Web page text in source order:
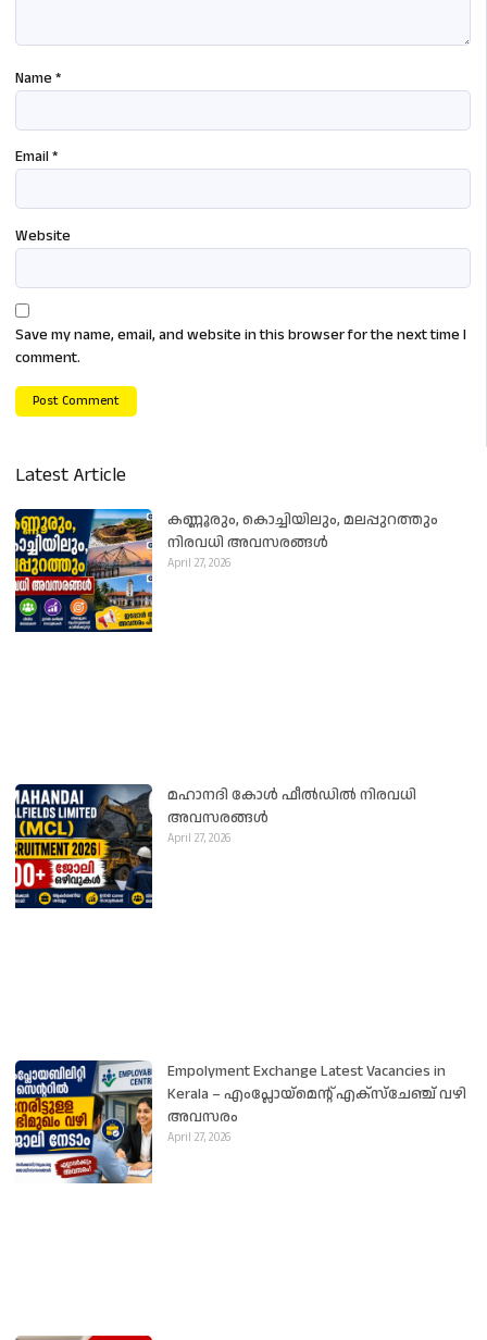
Name *
Email *
Website
Save my name, email, and website in this browser for the next time I
comment.
Latest Article
കണ്ണൂരും, കൊച്ചിയിലും, മലപ്പുറത്തും
നിരവധി അവസരങ്ങൾ
April 27, 2026
മഹാനദി കോൾ ഫീൽഡിൽ നിരവധി
അവസരങ്ങൾ
April 27, 2026
Empolyment Exchange Latest Vacancies in
Kerala – എംപ്ലോയ്‌മെന്റ് എക്സ്ചേഞ്ച് വഴി
അവസരം
April 27, 2026